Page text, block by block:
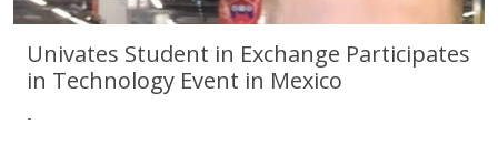
Univates Student in Exchange Participates
in Technology Event in Mexico
-